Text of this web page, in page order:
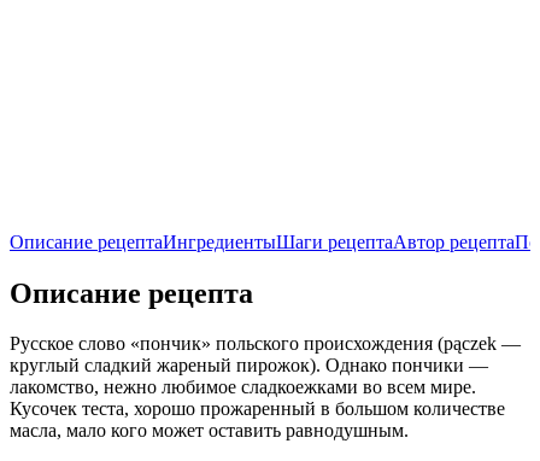
Описание рецептаИнгредиентыШаги рецептаАвтор рецепта
Описание рецепта
Русское слово «пончик» польского происхождения (pączek —
круглый сладкий жареный пирожок). Однако пончики —
лакомство, нежно любимое сладкоежками во всем мире.
Кусочек теста, хорошо прожаренный в большом количестве
масла, мало кого может оставить равнодушным.